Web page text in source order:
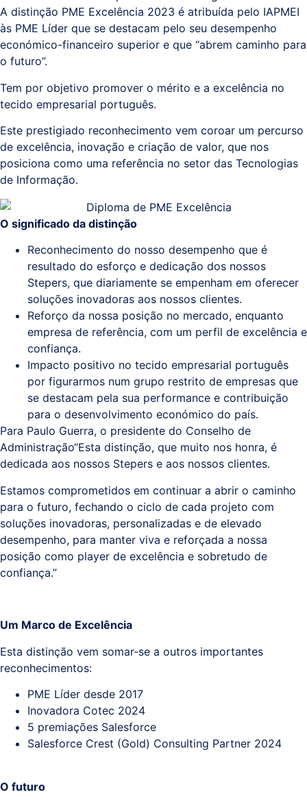
Resolução
Alternativa
de
Litígios
Registo
Predial,
Civil,
Comercial
Sistemas
Comunicações
(ITPS)
A distinção PME Excelência 2023 é atribuída pelo IAPMEI
às PME Líder que se destacam pelo seu desempenho
económico-financeiro superior e que “abrem caminho para
o futuro”.
Tem por objetivo promover o mérito e a excelência no
tecido empresarial português.
Este prestigiado reconhecimento vem coroar um percurso
de excelência, inovação e criação de valor, que nos
posiciona como uma referência no setor das Tecnologias
de Informação.
O significado da distinção
Reconhecimento do nosso desempenho que é
resultado do esforço e dedicação dos nossos
Stepers, que diariamente se empenham em oferecer
soluções inovadoras aos nossos clientes.
Reforço da nossa posição no mercado, enquanto
empresa de referência, com um perfil de excelência e
confiança.
Impacto positivo no tecido empresarial português
por figurarmos num grupo restrito de empresas que
se destacam pela sua performance e contribuição
para o desenvolvimento económico do país.
Para Paulo Guerra, o presidente do Conselho de
Administração“Esta distinção, que muito nos honra, é
dedicada aos nossos Stepers e aos nossos clientes.
Estamos comprometidos em continuar a abrir o caminho
para o futuro, fechando o ciclo de cada projeto com
soluções inovadoras, personalizadas e de elevado
desempenho, para manter viva e reforçada a nossa
posição como player de excelência e sobretudo de
confiança.”
Um Marco de Excelência
Esta distinção vem somar-se a outros importantes
reconhecimentos:
PME Líder desde 2017
Inovadora Cotec 2024
5 premiações Salesforce
Salesforce Crest (Gold) Consulting Partner 2024
O futuro